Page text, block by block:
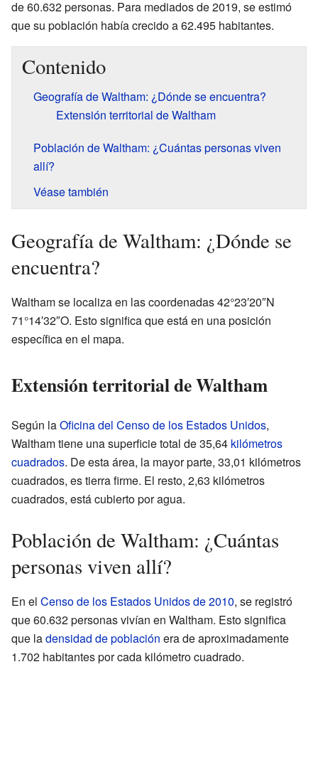
de 60.632 personas. Para mediados de 2019, se estimó
que su población había crecido a 62.495 habitantes.
Contenido
Geografía de Waltham: ¿Dónde se encuentra?
Extensión territorial de Waltham
Población de Waltham: ¿Cuántas personas viven
allí?
Véase también
Geografía de Waltham: ¿Dónde se
encuentra?
Waltham se localiza en las coordenadas 42°23′20″N
71°14′32″O. Esto significa que está en una posición
específica en el mapa.
Extensión territorial de Waltham
Según laOficina del Censo de los Estados Unidos,
Waltham tiene una superficie total de 35,64 kilómetros
cuadrados. De esta área, la mayor parte, 33,01 kilómetros
cuadrados, es tierra firme. El resto, 2,63 kilómetros
cuadrados, está cubierto por agua.
Población de Waltham: ¿Cuántas
personas viven allí?
En el Censo de los Estados Unidos de 2010, se registró
que 60.632 personas vivían en Waltham. Esto significa
que ladensidad de población era de aproximadamente
1.702 habitantes por cada kilómetro cuadrado.